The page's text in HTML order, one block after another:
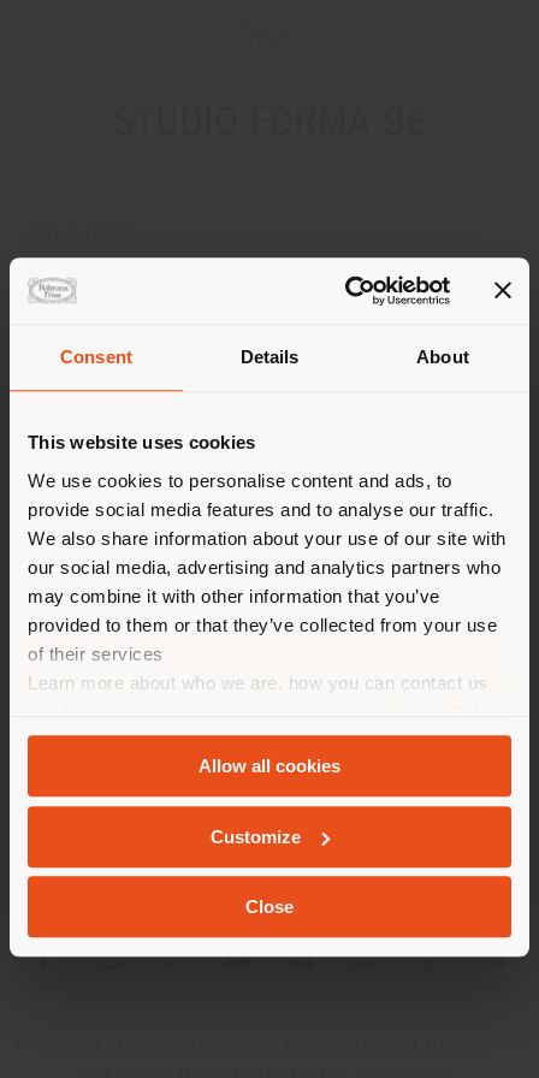
Consent Details About
This website uses cookies
We use cookies to personalise content and ads, to
provide social media features and to analyse our traffic.
We also share information about your use of our site with
our social media, advertising and analytics partners who
may combine it with other information that you’ve
provided to them or that they’ve collected from your use
of their services
Learn more about who we are, how you can contact us
andCookie Policy.
Allow all cookies
Customize
Close
UL.STASZICA 9
Poznan 60-529
CONTATTI
Telefono 0048 618475743
RICHIEDI APPUNTAMENTO
Stai navigando in un Paese
diverso da quello della tua
localizzazione. Si consiglia di
localizzarsi correttamente per
effettuare acquisti. (us)
GEOLOCALIZZATI
AZIENDA
LINEE DI PRODOTTO
INFO & SERVIZI